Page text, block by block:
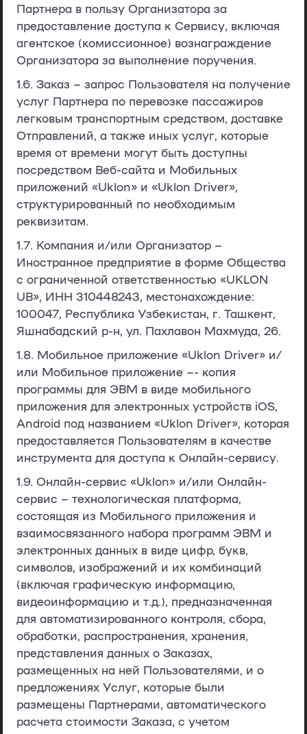
Партнера в пользу Организатора за
предоставление доступа к Сервису, включая
агентское (комиссионное) вознаграждение
Организатора за выполнение поручения.
1.6. Заказ – запрос Пользователя на получение
услуг Партнера по перевозке пассажиров
легковым транспортным средством, доставке
Отправлений, а также иных услуг, которые
время от времени могут быть доступны
посредством Веб-сайта и Мобильных
приложений «Uklon» и «Uklon Driver»,
структурированный по необходимым
реквизитам.
1.7. Компания и/или Организатор –
Иностранное предприятие в форме Общества
с ограниченной ответственностью «UKLON
UB», ИНН 310448243, местонахождение:
100047, Республика Узбекистан, г. Ташкент,
Яшнабадский р-н, ул. Пахлавон Махмуда, 26.
1.8. Мобильное приложение «Uklon Driver» и/
или Мобильное приложение –- копия
программы для ЭВМ в виде мобильного
приложения для электронных устройств iOS,
Android под названием «Uklon Driver», которая
предоставляется Пользователям в качестве
инструмента для доступа к Онлайн-сервису.
1.9. Онлайн-сервис «Uklon» и/или Онлайн-
сервис – технологическая платформа,
состоящая из Мобильного приложения и
взаимосвязанного набора программ ЭВМ и
электронных данных в виде цифр, букв,
символов, изображений и их комбинаций
(включая графическую информацию,
видеоинформацию и т.д.), предназначенная
для автоматизированного контроля, сбора,
обработки, распространения, хранения,
представления данных о Заказах,
размещенных на ней Пользователями, и о
предложениях Услуг, которые были
размещены Партнерами, автоматического
расчета стоимости Заказа, с учетом